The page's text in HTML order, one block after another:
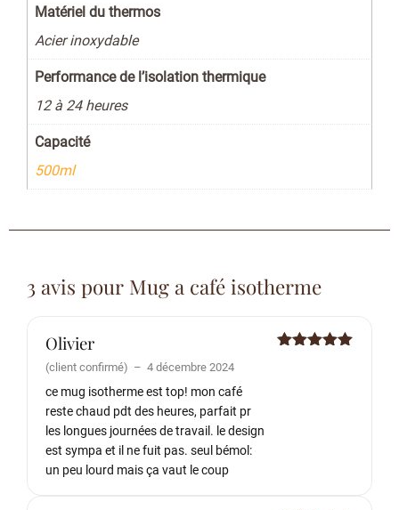
Matériel du thermos
Acier inoxydable
Performance de l’isolation thermique
12 à 24 heures
Capacité
500ml
3 avis pour Mug a café isotherme
Olivier
(client confirmé) – 4 décembre 2024
ce mug isotherme est top! mon café
reste chaud pdt des heures, parfait pr
les longues journées de travail. le design
est sympa et il ne fuit pas. seul bémol:
un peu lourd mais ça vaut le coup